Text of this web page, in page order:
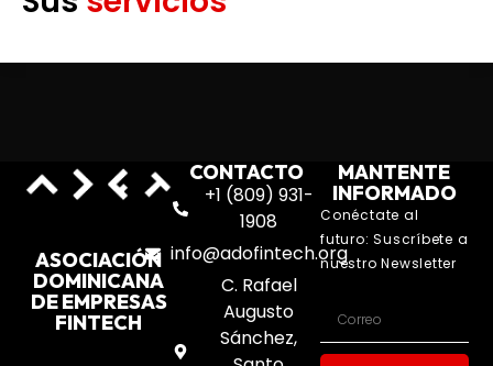
ASOCIACIÓN
DOMINICANA
DE EMPRESAS
FINTECH
CONTACTO
+1 (809) 931-
1908
info@adofintech.org
C. Rafael
Augusto
Sánchez,
MANTENTE
INFORMADO
Conéctate al
futuro: Suscríbete a
nuestro Newsletter